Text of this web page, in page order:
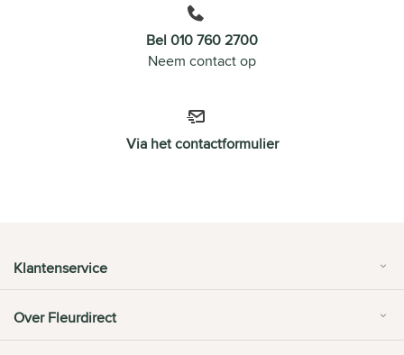
Bel 010 760 2700
Neem contact op
Via het contactformulier
Klantenservice
Over Fleurdirect